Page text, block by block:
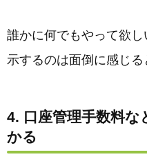
誰かに何でもやって欲
示するのは面倒に感じる
4. 口座管理手数料な
かる